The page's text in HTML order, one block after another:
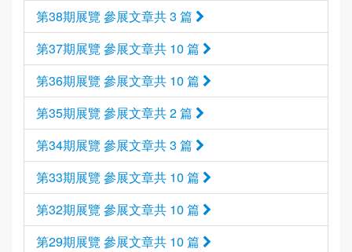
第38期展覽 參展文章共 3 篇
第37期展覽 參展文章共 10 篇
第36期展覽 參展文章共 10 篇
第35期展覽 參展文章共 2 篇
第34期展覽 參展文章共 3 篇
第33期展覽 參展文章共 10 篇
第32期展覽 參展文章共 10 篇
第29期展覽 參展文章共 10 篇